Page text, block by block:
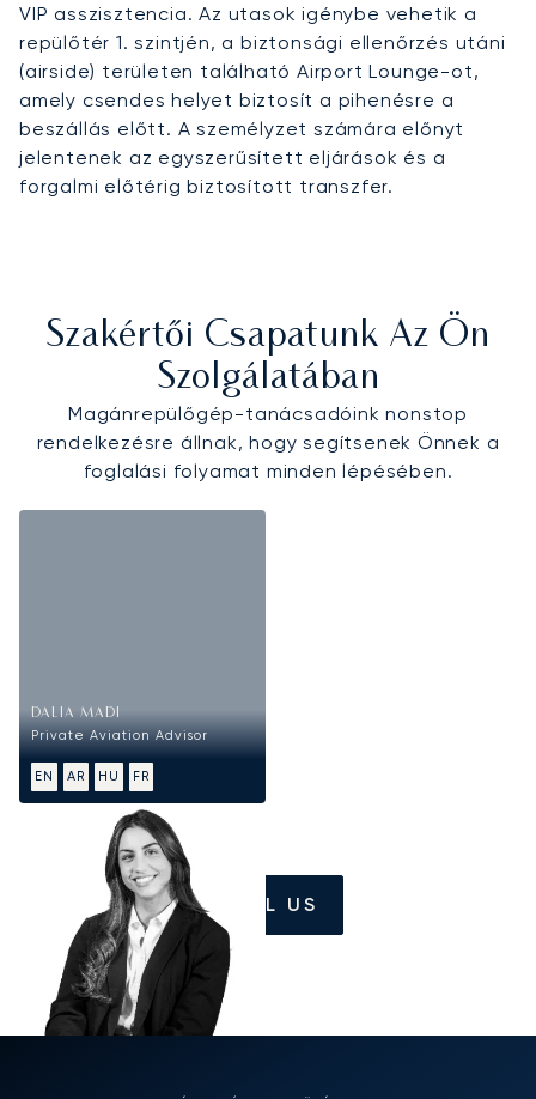
VIP asszisztencia. Az utasok igénybe vehetik a
repülőtér 1. szintjén, a biztonsági ellenőrzés utáni
(airside) területen található Airport Lounge-ot,
amely csendes helyet biztosít a pihenésre a
beszállás előtt. A személyzet számára előnyt
jelentenek az egyszerűsített eljárások és a
forgalmi előtérig biztosított transzfer.
Szakértői Csapatunk Az Ön
Szolgálatában
Magánrepülőgép-tanácsadóink nonstop
rendelkezésre állnak, hogy segítsenek Önnek a
foglalási folyamat minden lépésében.
DALIA MADI
Private Aviation Advisor
EN AR HU FR
CALL US